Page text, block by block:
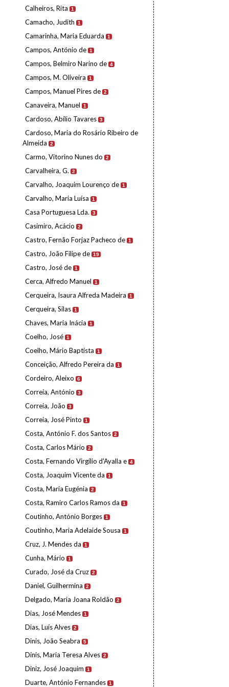
Calheiros, Rita 1
Camacho, Judith 1
Camarinha, Maria Eduarda 1
Campos, António de 1
Campos, Belmiro Narino de 4
Campos, M. Oliveira 1
Campos, Manuel Pires de 2
Canaveira, Manuel 1
Cardoso, Abílio Tavares 3
Cardoso, Maria do Rosário Ribeiro de
Almeida
2
Carmo, Vitorino Nunes do 2
Carvalheira, G. 2
Carvalho, Joaquim Lourenço de 1
Carvalho, Maria Luísa 1
Casa Portuguesa Lda. 3
Casimiro, Acácio 2
Castro, Fernão Forjaz Pacheco de 1
Castro, João Filipe de 19
Castro, José de 1
Cerca, Alfredo Manuel 1
Cerqueira, Isaura Alfreda Madeira 1
Cerqueira, Silas 1
Chaves, Maria Inácia 1
Coelho, José 1
Coelho, Mário Baptista 1
Conceição, Alfredo Pereira da 1
Cordeiro, Aleixo 6
Correia, António 3
Correia, João 3
Correia, José Pinto 1
Costa, António F. dos Santos 2
Costa, Carlos Mário 2
Costa, Fernando Virgílio d'Ayalla e 4
Costa, Joaquim Vicente da 1
Costa, Maria Eugénia 2
Costa, Ramiro Carlos Ramos da 1
Coutinho, António Borges 1
Coutinho, Maria Adelaide Sousa 1
Cruz, J. Mendes da 1
Cunha, Mário 1
Curado, José da Cruz 2
Daniel, Guilhermina 2
Delgado, Maria Joana Roldão 2
Dias, José Mendes 1
Dias, Luís Alves 2
Dinis, João Seabra 5
Dinis, Maria Teresa Alves 2
Diniz, José Joaquim 1
Duarte, António Fernandes 1